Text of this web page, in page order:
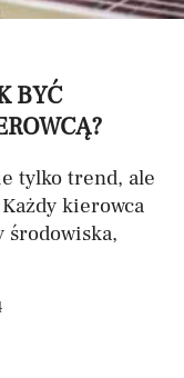
BYĆ
tylko trend, ale
kierowca
środowiska,